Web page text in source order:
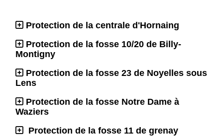
Protection de la centrale d'Hornaing
Protection de la fosse 10/20 de Billy-
Montigny
Protection de la fosse 23 de Noyelles sous
Lens
Protection de la fosse Notre Dame à
Waziers
Protection de la fosse 11 de grenay